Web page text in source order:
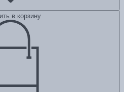
в корзину